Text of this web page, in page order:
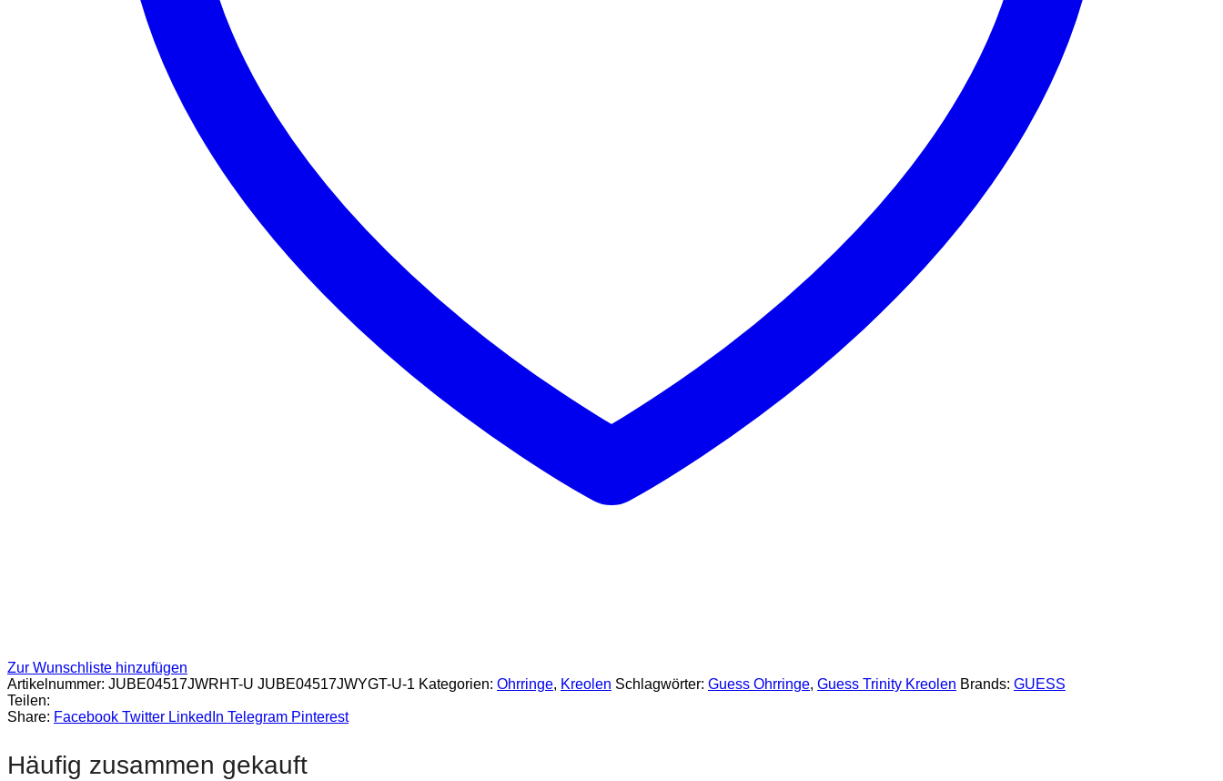
Zur Wunschliste hinzufügen
Artikelnummer: JUBE04517JWRHT-U JUBE04517JWYGT-U-1 Kategorien: Ohrringe, Kreolen Schlagwörter: Guess Ohrringe, Guess Trinity Kreolen Brands: GUESS
Teilen:
Share: Facebook Twitter LinkedIn Telegram Pinterest
Häufig zusammen gekauft